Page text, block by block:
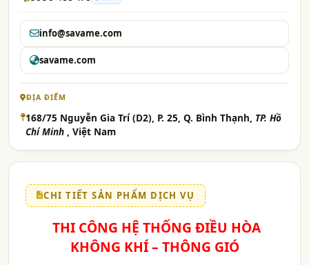
info@savame.com
savame.com
ĐỊA ĐIỂM
168/75 Nguyễn Gia Trí (D2), P. 25, Q. Bình Thạnh, TP. Hồ
Chí Minh , Việt Nam
CHI TIẾT SẢN PHẨM DỊCH VỤ
THI CÔNG HỆ THỐNG ĐIỀU HÒA
KHÔNG KHÍ – THÔNG GIÓ